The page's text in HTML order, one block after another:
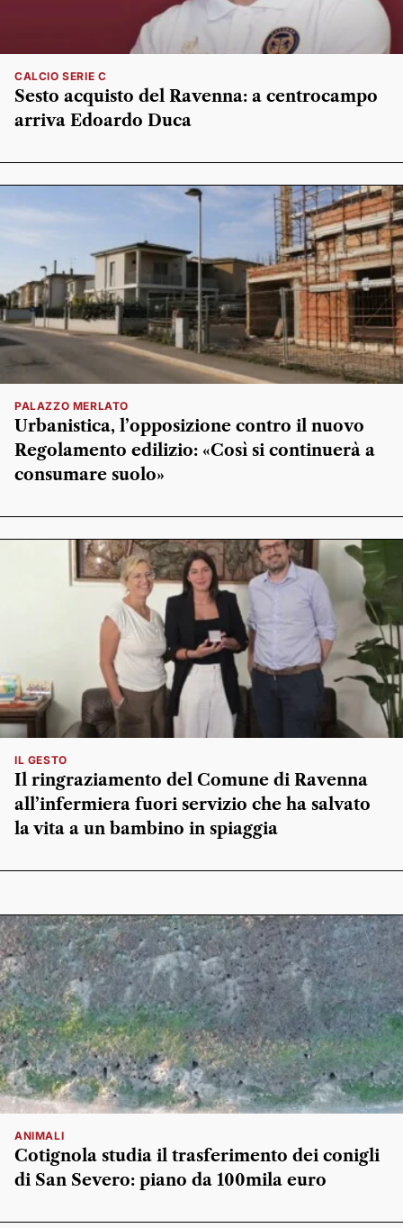
CALCIO SERIE C
Sesto acquisto del Ravenna: a centrocampo
arriva Edoardo Duca
PALAZZO MERLATO
Urbanistica, l’opposizione contro il nuovo
Regolamento edilizio: «Così si continuerà a
consumare suolo»
IL GESTO
Il ringraziamento del Comune di Ravenna
all’infermiera fuori servizio che ha salvato
la vita a un bambino in spiaggia
ANIMALI
Cotignola studia il trasferimento dei conigli
di San Severo: piano da 100mila euro